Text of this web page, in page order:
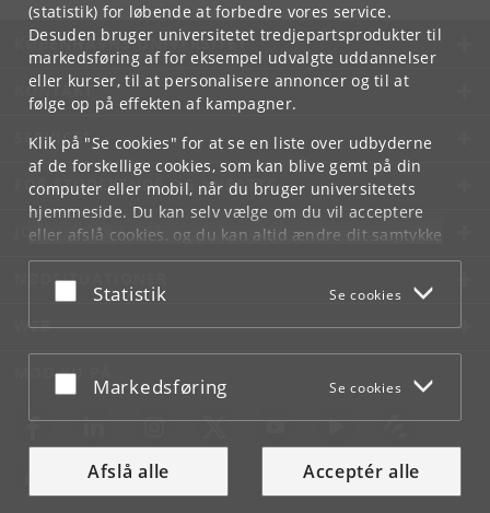
(statistik) for løbende at forbedre vores service.
Desuden bruger universitetet tredjepartsprodukter til
markedsføring af for eksempel udvalgte uddannelser
eller kurser, til at personalisere annoncer og til at
følge op på effekten af kampagner.
Klik på "Se cookies" for at se en liste over udbyderne
af de forskellige cookies, som kan blive gemt på din
computer eller mobil, når du bruger universitetets
hjemmeside. Du kan selv vælge om du vil acceptere
eller afslå cookies, og du kan altid ændre dit samtykke
underCookie- og privatlivspolitiksom du finder i
bunden af hver side.
Acceptér eller afslå
Statistik Se cookies
Acceptér eller afslå
Markedsføring Se cookies
Afslå alle Acceptér alle
KØBENHAVNS UNIVERSITET
KONTAKT
SERVICES
FOR STUDERENDE OG ANSATTE
JOB OG KARRIERE
NØDSITUATIONER
WEB
MØD KU PÅ